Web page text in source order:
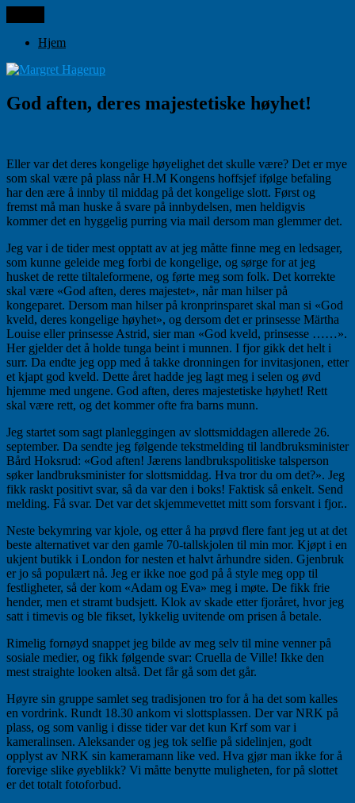
til
innhold
Margret Hagerup
Hjem
God aften, deres majestetiske høyhet!
Eller var det deres kongelige høyelighet det skulle være? Det er mye
som skal være på plass når H.M Kongens hoffsjef ifølge befaling
har den ære å innby til middag på det kongelige slott. Først og
fremst må man huske å svare på innbydelsen, men heldigvis
kommer det en hyggelig purring via mail dersom man glemmer det.
Jeg var i de tider mest opptatt av at jeg måtte finne meg en ledsager,
som kunne geleide meg forbi de kongelige, og sørge for at jeg
husket de rette tiltaleformene, og førte meg som folk. Det korrekte
skal være «God aften, deres majestet», når man hilser på
kongeparet. Dersom man hilser på kronprinsparet skal man si «God
kveld, deres kongelige høyhet», og dersom det er prinsesse Märtha
Louise eller prinsesse Astrid, sier man «God kveld, prinsesse ……».
Her gjelder det å holde tunga beint i munnen. I fjor gikk det helt i
surr. Da endte jeg opp med å takke dronningen for invitasjonen, etter
et kjapt god kveld. Dette året hadde jeg lagt meg i selen og øvd
hjemme med ungene. God aften, deres majestetiske høyhet! Rett
skal være rett, og det kommer ofte fra barns munn.
Jeg startet som sagt planleggingen av slottsmiddagen allerede 26.
september. Da sendte jeg følgende tekstmelding til landbruksminister
Bård Hoksrud: «God aften! Jærens landbrukspolitiske talsperson
søker landbruksminister for slottsmiddag. Hva tror du om det?». Jeg
fikk raskt positivt svar, så da var den i boks! Faktisk så enkelt. Send
melding. Få svar. Det var det skjemmevettet mitt som forsvant i fjor..
Neste bekymring var kjole, og etter å ha prøvd flere fant jeg ut at det
beste alternativet var den gamle 70-tallskjolen til min mor. Kjøpt i en
ukjent butikk i London for nesten et halvt århundre siden. Gjenbruk
er jo så populært nå. Jeg er ikke noe god på å style meg opp til
festligheter, så der kom «Adam og Eva» meg i møte. De fikk frie
hender, men et stramt budsjett. Klok av skade etter fjoråret, hvor jeg
satt i timevis og ble fikset, lykkelig uvitende om prisen å betale.
Rimelig fornøyd snappet jeg bilde av meg selv til mine venner på
sosiale medier, og fikk følgende svar: Cruella de Ville! Ikke den
mest straighte looken altså. Det får gå som det går.
Høyre sin gruppe samlet seg tradisjonen tro for å ha det som kalles
en vordrink. Rundt 18.30 ankom vi slottsplassen. Der var NRK på
plass, og som vanlig i disse tider var det kun Krf som var i
kameralinsen. Aleksander og jeg tok selfie på sidelinjen, godt
opplyst av NRK sin kameramann like ved. Hva gjør man ikke for å
forevige slike øyeblikk? Vi måtte benytte muligheten, for på slottet
er det totalt fotoforbud.